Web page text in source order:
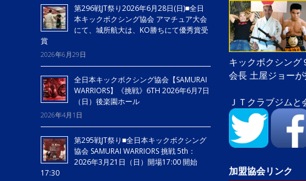
第296戦JT祭り2026年6月28日(日)■全日
本キックボクシング協会 アマチュア大会
にて、城所航大は、KO勝ちにて優秀賞受
賞
2026年6月29日
全日本キックボクシング協会【SAMURAI
WARRIORS】《挑戦》6TH 2026年6月7日
（日）後楽園ホール
2026年4月1日
第295戦JT祭り■全日本キックボクシング
協会 SAMURAI WARRIORS 挑戦 5th：
2026年3月21日（日）開場17:00 開始
17:30
キックボクシング
会長 土屋ジョーが
ＪＴクラブジムと
加盟協会リンク